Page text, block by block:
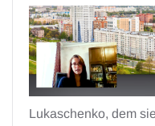
Lukaschenko, dem